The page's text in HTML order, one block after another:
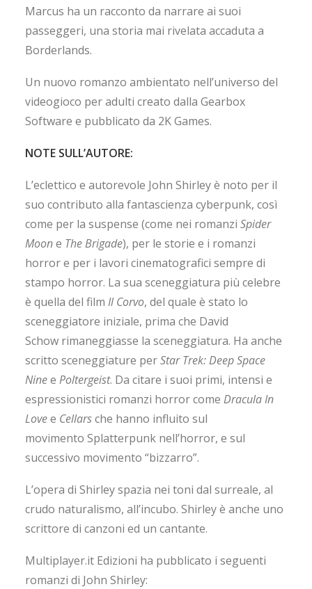
Marcus ha un racconto da narrare ai suoi
passeggeri, una storia mai rivelata accaduta a
Borderlands.
Un nuovo romanzo ambientato nell’universo del
videogioco per adulti creato dalla Gearbox
Software e pubblicato da 2K Games.
NOTE SULL’AUTORE:
L’eclettico e autorevole John Shirley è noto per il
suo contributo alla fantascienza cyberpunk, così
come per la suspense (come nei romanzi Spider
Moone The Brigade), per le storie e i romanzi
horror e per i lavori cinematografici sempre di
stampo horror. La sua sceneggiatura più celebre
è quella del film Il Corvo, del quale è stato lo
sceneggiatore iniziale, prima che David
Schow rimaneggiasse la sceneggiatura. Ha anche
scritto sceneggiature perStar Trek: Deep Space
Ninee Poltergeist. Da citare i suoi primi, intensi e
espressionistici romanzi horror come Dracula In
Lovee Cellarsche hanno influito sul
movimento Splatterpunk nell’horror, e sul
successivo movimento “bizzarro”.
L’opera di Shirley spazia nei toni dal surreale, al
crudo naturalismo, all’incubo. Shirley è anche uno
scrittore di canzoni ed un cantante.
Multiplayer.it Edizioni ha pubblicato i seguenti
romanzi di John Shirley: